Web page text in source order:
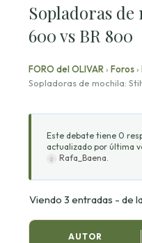
Sopladoras
600 vs BR 800
FORO del OLIVAR › Foros ›
Sopladoras de mochila:
Este debate tiene 0
actualizado por última
Rafa_Baena
Viendo 3 entradas - de
AUTOR